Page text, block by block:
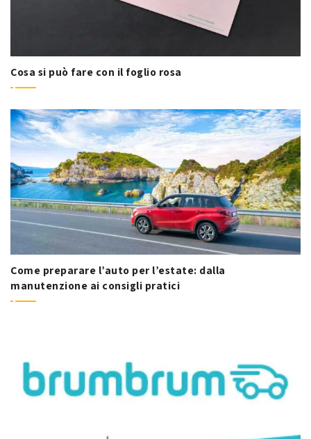
Cosa si può fare con il foglio rosa
Come preparare l’auto per l’estate: dalla
manutenzione ai consigli pratici